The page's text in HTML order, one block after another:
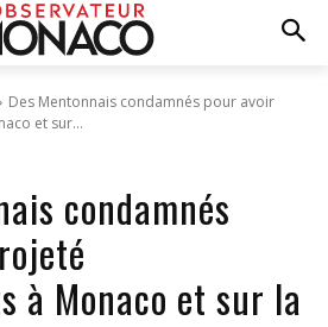
Des Mentonnais condamnés pour avoir
et sur...
condamnés
à Monaco et sur la